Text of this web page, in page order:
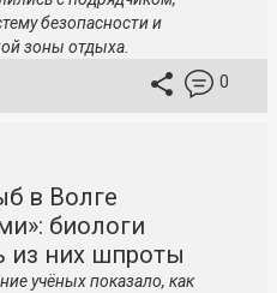
безопасности и
зоны отдыха.
0
в Волге
биологи
из них шпроты
учёных показало, как